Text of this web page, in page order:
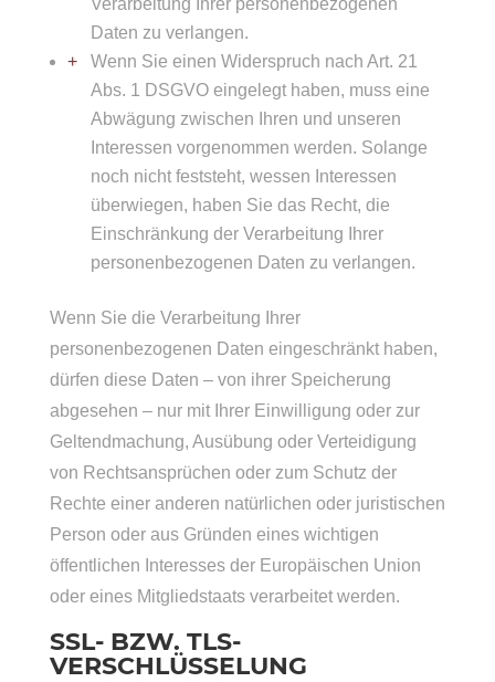
Daten zu verlangen.
Wenn Sie einen Widerspruch nach Art. 21
Abs. 1 DSGVO eingelegt haben, muss eine
Abwägung zwischen Ihren und unseren
Interessen vorgenommen werden. Solange
noch nicht feststeht, wessen Interessen
überwiegen, haben Sie das Recht, die
Einschränkung der Verarbeitung Ihrer
personenbezogenen Daten zu verlangen.
Wenn Sie die Verarbeitung Ihrer
personenbezogenen Daten eingeschränkt haben,
dürfen diese Daten – von ihrer Speicherung
abgesehen – nur mit Ihrer Einwilligung oder zur
Geltendmachung, Ausübung oder Verteidigung
von Rechtsansprüchen oder zum Schutz der
Rechte einer anderen natürlichen oder juristischen
Person oder aus Gründen eines wichtigen
öffentlichen Interesses der Europäischen Union
oder eines Mitgliedstaats verarbeitet werden.
SSL- BZW. TLS-
VERSCHLÜSSELUNG